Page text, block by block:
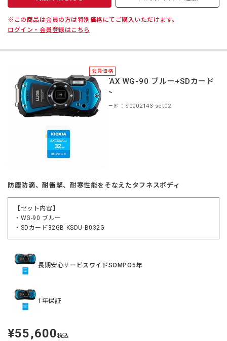
※この商品は会員の方は特別価格にてご購入いただけます。
ログイン・会員登録はこちら
会員価格
PENTAX WG-90 ブルー+SDカード
セット
商品コード：S0002143-set02
防塵防滴、耐衝撃、耐寒性能をそなえたタフネスボディ
【セット内容】
・WG-90 ブルー
・SDカード32GB KSDU-B032G
長期安心サービスワイドSOMPO5年
1年保証
定
価
¥55,600税込